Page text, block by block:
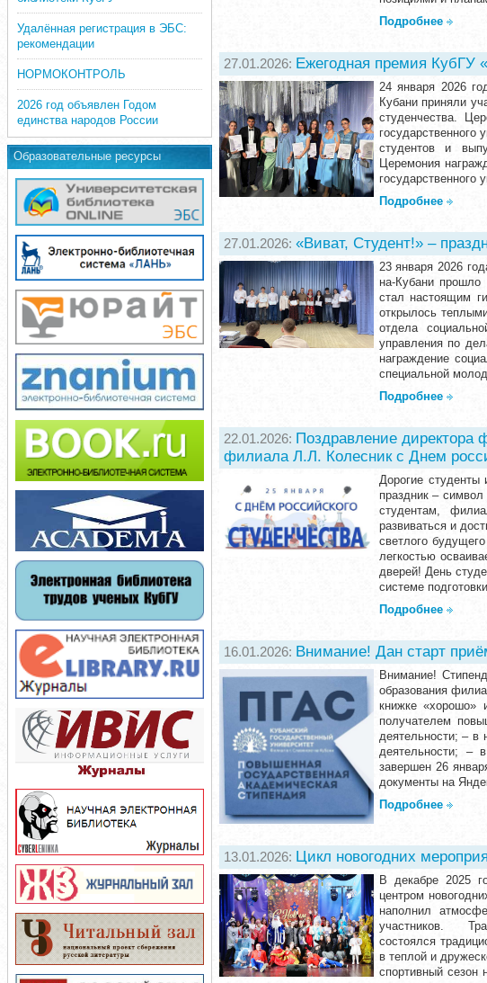
Удалённая регистрация в ЭБС:
рекомендации
НОРМОКОНТРОЛЬ
2026 год объявлен Годом
единства народов России
Образовательные ресурсы
Подробнее
27.01.2026: Ежегодная премия КубГУ
24 января 2026
Кубани приняли
студенчества.
студентов и
Церемония
государственного
Подробнее
27.01.2026: «Виват, Студент!» –
23 января 2026
на-Кубани прошло
стал настоящим
открылось
отдела
управления по
награждение
специальной
Подробнее
22.01.2026: Поздравление директора
филиала Л.Л. Колесник с Днем
Дорогие
праздник –
студентам,
развиваться и
светлого
легкостью
дверей! День
системе
Подробнее
16.01.2026: Внимание! Дан старт
Внимание!
образования
книжке «хорошо»
получателем
деятельности; – в
деятельности; –
завершен 26
документы на
Подробнее
13.01.2026: Цикл новогодних
В декабре 2025
центром
наполнил
участников.
состоялся
в теплой и
спортивный